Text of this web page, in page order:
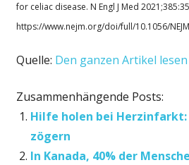
for celiac disease. N Engl J Med
https://www.nejm.org/doi/full/10.1056/
Quelle: Den ganzen Artikel lesen
Zusammenhängende Posts:
Hilfe holen bei Herzinfarkt:
zögern
In Kanada, 40% der